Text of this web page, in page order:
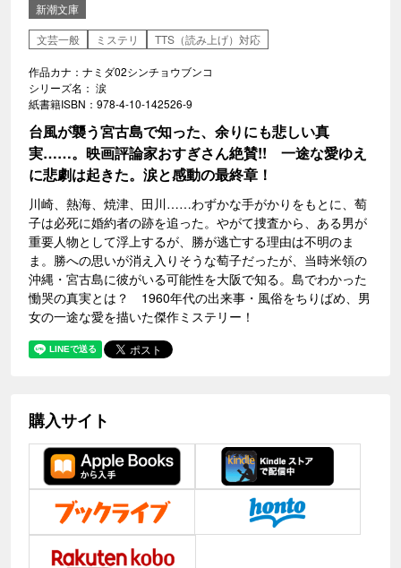
新潮文庫
文芸一般
ミステリ TTS（読み上げ）対応
作品カナ：ナミダ02シンチョウブンコ
シリーズ名： 涙
紙書籍ISBN：978-4-10-142526-9
台風が襲う宮古島で知った、余りにも悲しい真
実……。映画評論家おすぎさん絶賛!! 一途な愛ゆえ
に悲劇は起きた。涙と感動の最終章！
川崎、熱海、焼津、田川……わずかな手がかりをもとに、萄
子は必死に婚約者の跡を追った。やがて捜査から、ある男が
重要人物として浮上するが、勝が逃亡する理由は不明のま
ま。勝への思いが消え入りそうな萄子だったが、当時米領の
沖縄・宮古島に彼がいる可能性を大阪で知る。島でわかった
慟哭の真実とは？ 1960年代の出来事・風俗をちりばめ、男
女の一途な愛を描いた傑作ミステリー！
購入サイト